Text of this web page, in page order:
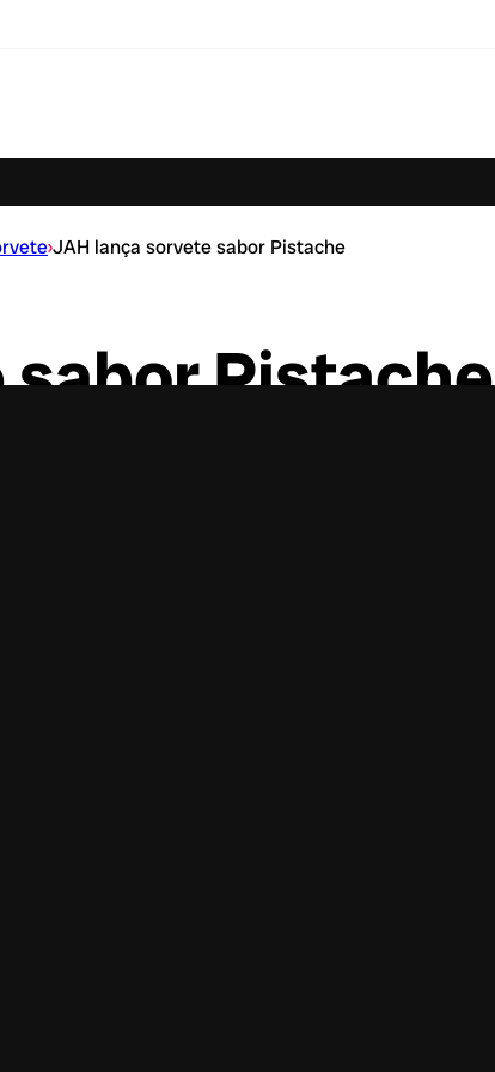
›JAH lança sorvete sabor Pistache
Pistache